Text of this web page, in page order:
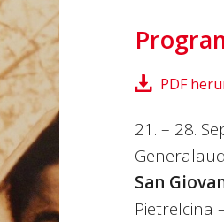
PDF
21. – 28.
San
Pietrelcina